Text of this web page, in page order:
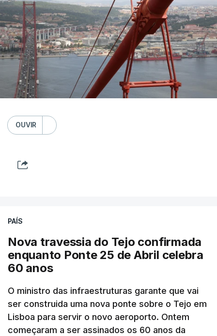
OUVIR
PAÍS
Nova travessia do Tejo confirmada
enquanto Ponte 25 de Abril celebra
60 anos
O ministro das infraestruturas garante que vai
ser construida uma nova ponte sobre o Tejo em
Lisboa para servir o novo aeroporto. Ontem
começaram a ser assinados os 60 anos da